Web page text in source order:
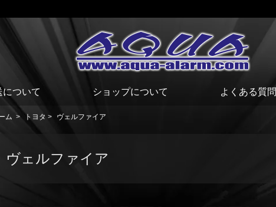
について ショップについて よくある質問
ム > トヨタ > ヴェルファイア
ヴェルファイア